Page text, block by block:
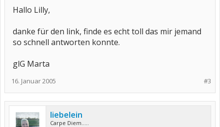
Hallo Lilly,
danke für den link, finde es echt toll das mir jemand
so schnell antworten konnte.
glG Marta
#3
16. Januar 2005
liebelein
Carpe Diem.....